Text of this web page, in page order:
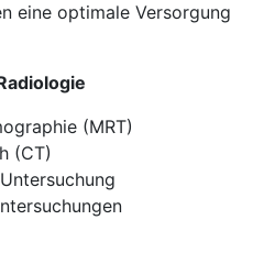
eine optimale Versorgung
(MRT)
(CT)